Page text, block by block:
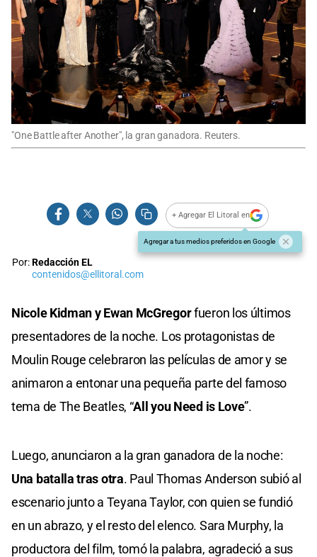
"One Battle after Another", la gran ganadora. Reuters.
+ Agregar El Litoral en
Agregar a tus medios preferidos en Google
Por:Redacción EL
contenidos@ellitoral.com
Nicole Kidman y Ewan McGregorfueron los últimos
presentadores de la noche. Los protagonistas de
Moulin Rouge celebraron las películas de amor y se
animaron a entonar una pequeña parte del famoso
tema de The Beatles, “All you Need is Love”.
Luego, anunciaron a la gran ganadora de la noche:
Una batalla tras otra. Paul Thomas Anderson subió al
escenario junto a Teyana Taylor, con quien se fundió
en un abrazo, y el resto del elenco. Sara Murphy, la
productora del film, tomó la palabra, agradeció a sus